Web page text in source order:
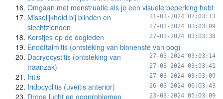
Omgaan met menstruatie als je een visuele beperking hebt
31-03-2024 07:03:13
Misselijkheid bij blinden en
slechtzienden
27-03-2024 03:03:09
Korstjes op de oogleden 27-03-2024 03:03:38
Endoftalmitis (ontsteking van binnenste van oog)
27-03-2024 03:03:14
Dacryocystitis (ontsteking van
traanzak)
27-03-2024 03:03:41
Iritis 27-03-2024 03:03:09
Iridocyclitis (uveitis anterior) 26-03-2024 06:03:43
Droge lucht en oogproblemen 23-03-2024 05:03:09